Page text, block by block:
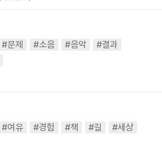
#문제 #소음 #음악
#결과
#여유 #경험 #책 #길
#세상